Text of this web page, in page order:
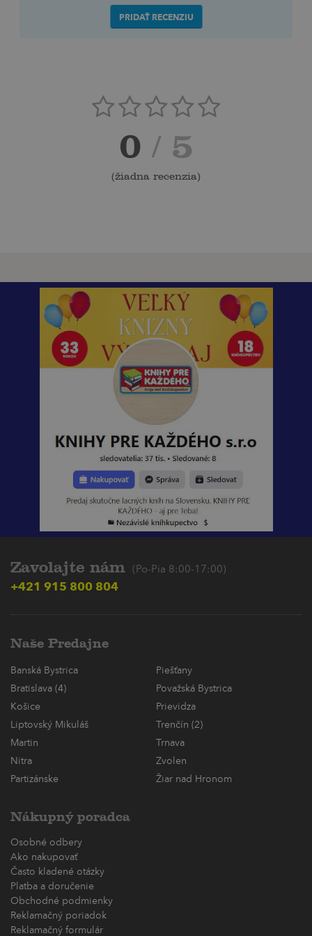
PRIDAŤ RECENZIU
0 / 5
(žiadna recenzia)
Zavolajte nám (Po-Pia 8:00-17:00)
+421 915 800 804
Naše Predajne
Banská Bystrica
Piešťany
Bratislava (4)
Považská Bystrica
Košice
Prievidza
Liptovský Mikuláš
Trenčín (2)
Martin
Trnava
Nitra
Zvolen
Partizánske
Žiar nad Hronom
Nákupný poradca
Osobné odbery
Ako nakupovať
Často kladené otázky
Platba a doručenie
Obchodné podmienky
Reklamačný poriadok
Reklamačný formulár